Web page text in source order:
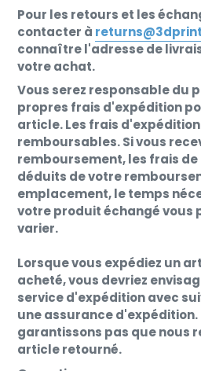
Pour les retours et les
contacter à
connaître l'adresse de
votre achat.
Vous serez responsable du
propres frais d'expédition
article. Les frais
remboursables. Si vous
remboursement, les frais
déduits de votre
emplacement, le temps
votre produit échangé vous
varier.
Lorsque vous expédiez un
acheté, vous devriez
service d'expédition avec
une assurance d'expédition.
garantissons pas que nous
article retourné.